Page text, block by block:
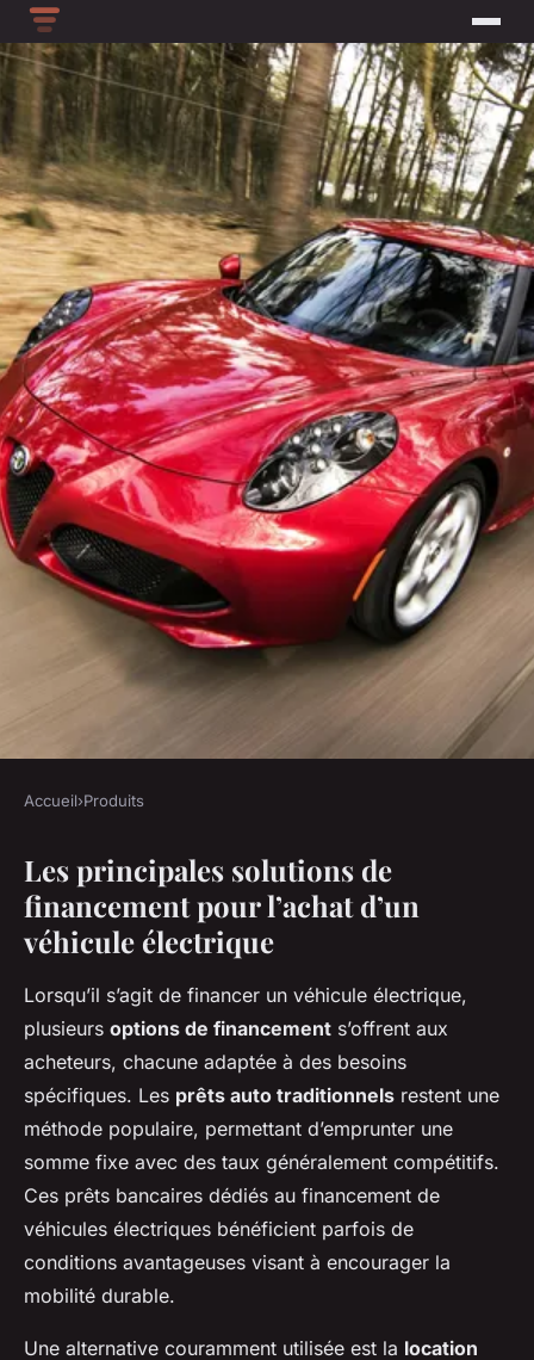
Comment financer l'achat d'un
véhicule électrique
Accueil›Produits
Les principales solutions de
financement pour l’achat d’un
véhicule électrique
Lorsqu’il s’agit de financer un véhicule électrique,
plusieurs options de financement s’offrent aux
acheteurs, chacune adaptée à des besoins
spécifiques. Les prêts auto traditionnels restent une
méthode populaire, permettant d’emprunter une
somme fixe avec des taux généralement compétitifs.
Ces prêts bancaires dédiés au financement de
véhicules électriques bénéficient parfois de
conditions avantageuses visant à encourager la
mobilité durable.
Une alternative couramment utilisée est la location